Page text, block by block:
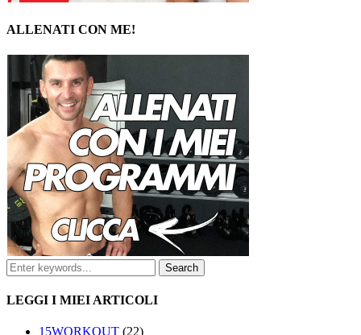
ALLENATI CON ME!
LEGGI I MIEI ARTICOLI
15WORKOUT (22)